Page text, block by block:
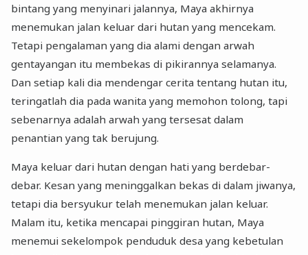
bintang yang menyinari jalannya, Maya akhirnya
menemukan jalan keluar dari hutan yang mencekam.
Tetapi pengalaman yang dia alami dengan arwah
gentayangan itu membekas di pikirannya selamanya.
Dan setiap kali dia mendengar cerita tentang hutan itu,
teringatlah dia pada wanita yang memohon tolong, tapi
sebenarnya adalah arwah yang tersesat dalam
penantian yang tak berujung.
Maya keluar dari hutan dengan hati yang berdebar-
debar. Kesan yang meninggalkan bekas di dalam jiwanya,
tetapi dia bersyukur telah menemukan jalan keluar.
Malam itu, ketika mencapai pinggiran hutan, Maya
menemui sekelompok penduduk desa yang kebetulan